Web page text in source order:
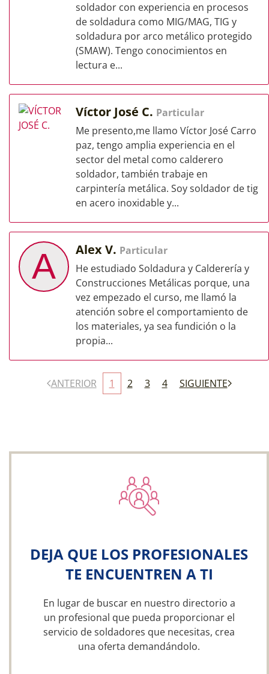
soldador con experiencia en procesos
de soldadura como MIG/MAG, TIG y
soldadura por arco metálico protegido
(SMAW). Tengo conocimientos en
lectura e...
Víctor José C. Particular
Me presento,me llamo Víctor José Carro
paz, tengo amplia experiencia en el
sector del metal como calderero
soldador, también trabaje en
carpintería metálica. Soy soldador de tig
en acero inoxidable y...
A Alex V. Particular
He estudiado Soldadura y Calderería y
Construcciones Metálicas porque, una
vez empezado el curso, me llamó la
atención sobre el comportamiento de
los materiales, ya sea fundición o la
propia...
ANTERIOR 1 2 3 4 SIGUIENTE
DEJA QUE LOS PROFESIONALES
TE ENCUENTREN A TI
En lugar de buscar en nuestro directorio a
un profesional que pueda proporcionar el
servicio de soldadores que necesitas, crea
una oferta demandándolo.